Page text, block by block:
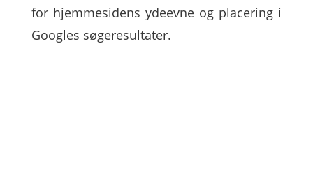
for hjemmesidens ydeevne og placering i
Googles søgeresultater.